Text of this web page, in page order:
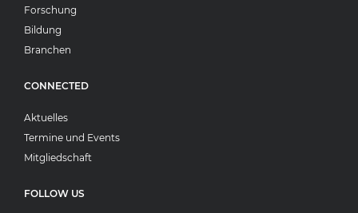
Forschung
Bildung
Branchen
CONNECTED
Aktuelles
Termine und Events
Mitgliedschaft
FOLLOW US